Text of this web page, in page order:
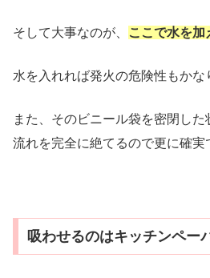
そして大事なのが、 ここで水を加
水を入れれば発火の危険性もかな
また、そのビニール袋を密閉し
流れを完全に絶てるので更に確実
吸わせるのはキッチンペー